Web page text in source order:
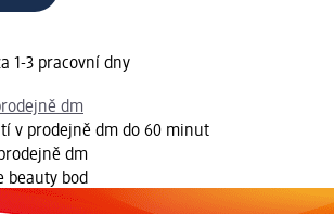
1-3 pracovní dny
dm
v prodejně dm do 60 minut
dm
beauty bod